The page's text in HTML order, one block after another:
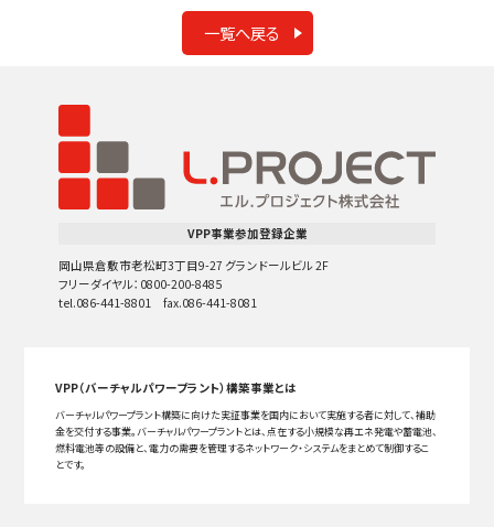
一覧へ戻る
VPP事業参加登録企業
岡山県倉敷市老松町3丁目9-27 グランドールビル 2F
フリーダイヤル：0800-200-8485
tel.086-441-8801 fax.086-441-8081
VPP（バーチャルパワープラント）構築事業とは
バーチャルパワープラント構築に向けた実証事業を国内において実施する者に対して、補助
金を交付する事業。バーチャルパワープラントとは、点在する小規模な再エネ発電や蓄電池、
燃料電池等の設備と、電力の需要を管理するネットワーク・システムをまとめて制御するこ
とです。